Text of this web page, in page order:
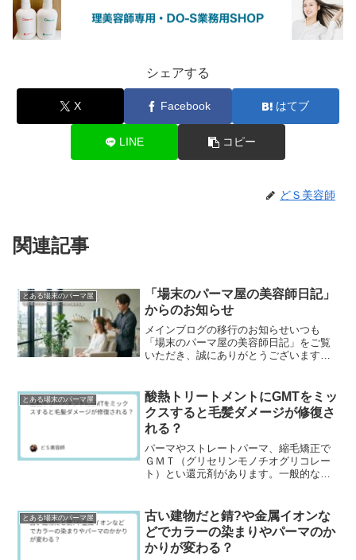
シェアする
X Facebook はてブ
LINE コピー
どＳ美容師
関連記事
とある場末のパーマ屋
「場末のパーマ屋の美容師日記」
からのお知らせ
メインブログの移行のお知らせいつも
「場末のパーマ屋の美容師日記」をご覧
いただき、誠にありがとうございます。
けば10年以...
とある場末のパーマ屋
酸熱トリートメントにGMTをミッ
クスすると毛髪ダメージが修復さ
れる？
パーマやストレートパーマ、縮毛矯正で
ＧＭＴ（グリセリンモノチオグリコレー
ト）とい還元剤があります。一般的なチ
が、このGMTは弱酸性...
とある場末のパーマ屋
古い建物だと錆?や金属イオンな
どでカラーの染まりやパーマのか
かりが変わる？